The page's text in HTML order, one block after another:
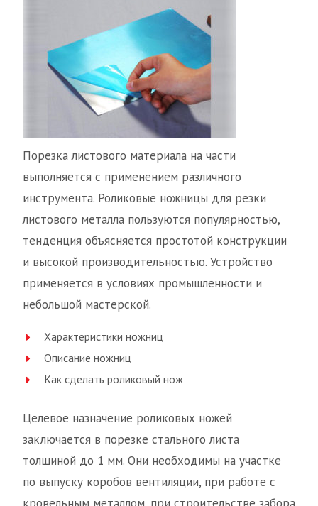
Порезка листового материала на части
выполняется с применением различного
инструмента. Роликовые ножницы для резки
листового металла пользуются популярностью,
тенденция объясняется простотой конструкции
и высокой производительностью. Устройство
применяется в условиях промышленности и
небольшой мастерской.
Характеристики ножниц
Описание ножниц
Как сделать роликовый нож
Целевое назначение роликовых ножей
заключается в порезке стального листа
толщиной до 1 мм. Они необходимы на участке
по выпуску коробов вентиляции, при работе с